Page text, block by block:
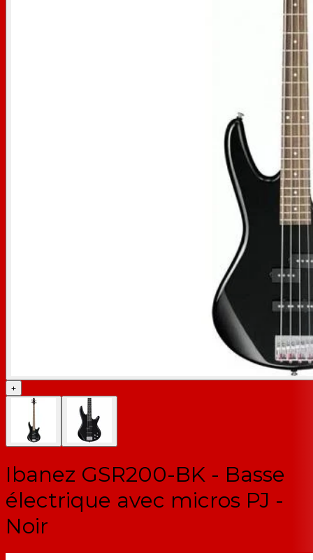
+
Ibanez GSR200-BK - Basse
électrique avec micros PJ -
Noir